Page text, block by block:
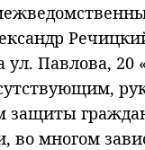
Павлова,
защиты
во многом